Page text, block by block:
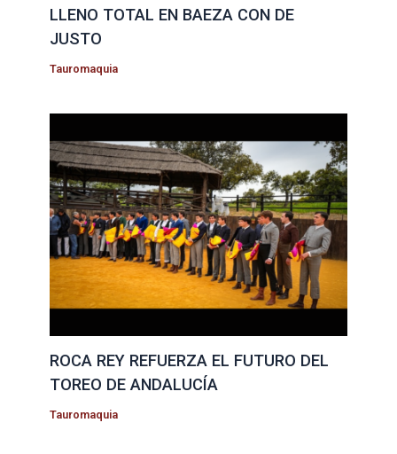
LLENO TOTAL EN BAEZA CON DE
JUSTO
Tauromaquia
ROCA REY REFUERZA EL FUTURO DEL
TOREO DE ANDALUCÍA
Tauromaquia